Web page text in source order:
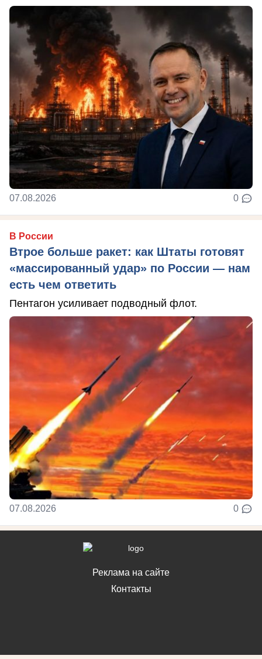
07.08.2026 0
В России
Втрое больше ракет: как Штаты готовят
«массированный удар» по России — нам
есть чем ответить
Пентагон усиливает подводный флот.
07.08.2026 0
Реклама на сайте
Контакты